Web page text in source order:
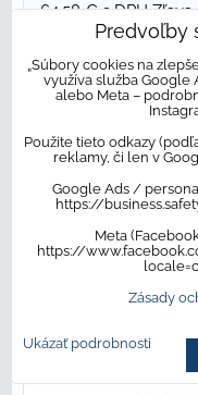
64,58 €s DPH Zľava
NA
10 pracovných dní
Cersanit
120 cm, sivá
Vyberte si dosku na
Predvoľby
„Súbory cookies na
využíva služba Google
alebo Meta –
Použite tieto odkazy
reklamy, či len v
Google Ads /
https://
Meta
https://
Zásady
Ukázať podrobnosti